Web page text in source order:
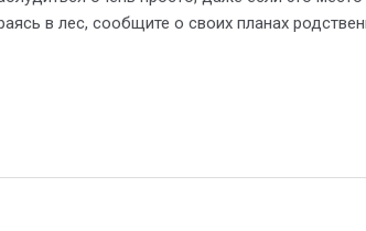
в лес, сообщите о своих планах